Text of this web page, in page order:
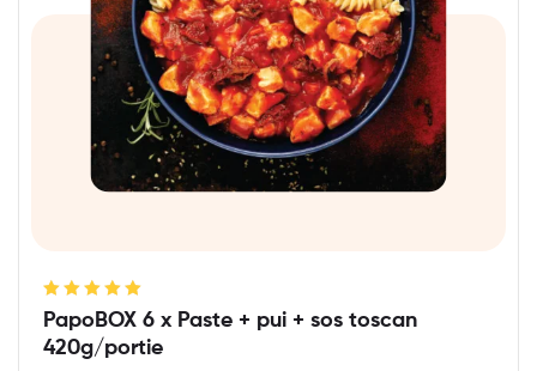
Evaluat la
5.00din 5
PapoBOX 6 x Paste + pui + sos toscan
420g/portie